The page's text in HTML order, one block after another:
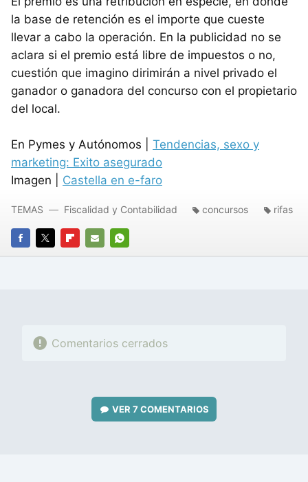
la base de retención es el importe que cueste
llevar a cabo la operación. En la publicidad no se
aclara si el premio está libre de impuestos o no,
cuestión que imagino dirimirán a nivel privado el
ganador o ganadora del concurso con el propietario
del local.
En Pymes y Autónomos | Tendencias, sexo y
marketing: Exito asegurado
Imagen | Castella en e-faro
FACEBOOK
TWITTERFLIPBOARD
E-
WHATSAPP
TEMAS Fiscalidad y Contabilidad concursos rifas
Comentarios cerrados
VER7 COMENTARIOS